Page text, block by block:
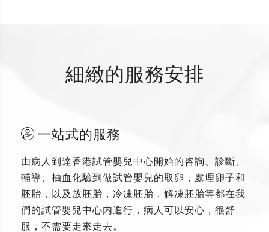
細緻的服務安排
一站式的服務
由病人到達香港試管嬰兒中心開始的咨詢、診斷、
輔導、抽血化驗到做試管嬰兒的取卵，處理卵子和
胚胎，以及放胚胎，冷凍胚胎，解凍胚胎等都在我
們的試管嬰兒中心内進行，病人可以安心，很舒
服，不需要走來走去。